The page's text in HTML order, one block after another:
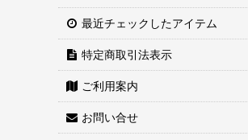
最近チェックしたアイテム
特定商取引法表示
ご利用案内
お問い合せ